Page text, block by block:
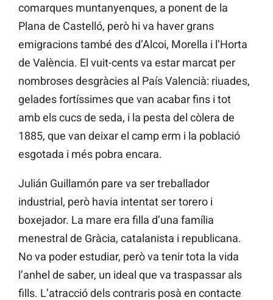
comarques muntanyenques, a ponent de la
Plana de Castelló, però hi va haver grans
emigracions també des d’Alcoi, Morella i l’Horta
de València. El vuit-cents va estar marcat per
nombroses desgràcies al País Valencià: riuades,
gelades fortíssimes que van acabar fins i tot
amb els cucs de seda, i la pesta del còlera de
1885, que van deixar el camp erm i la població
esgotada i més pobra encara.
Julián Guillamón pare va ser treballador
industrial, però havia intentat ser torero i
boxejador. La mare era filla d’una família
menestral de Gràcia, catalanista i republicana.
No va poder estudiar, però va tenir tota la vida
l’anhel de saber, un ideal que va traspassar als
fills. L’atracció dels contraris posà en contacte